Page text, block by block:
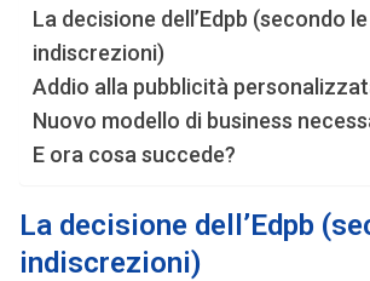
La decisione dell’Edpb (secondo le
indiscrezioni)
Addio alla pubblicità
Nuovo modello di business
E ora cosa succede?
La decisione dell’Edpb
indiscrezioni)